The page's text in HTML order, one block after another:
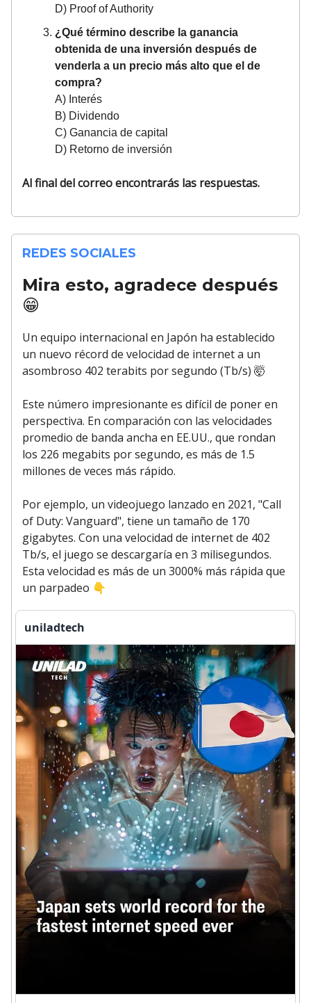
D) Proof of Authority
¿Qué término describe la ganancia
obtenida de una inversión después de
venderla a un precio más alto que el de
compra?
A) Interés
B) Dividendo
C) Ganancia de capital
D) Retorno de inversión
Al final del correo encontrarás las respuestas.
REDES SOCIALES
Mira esto, agradece después
😁
Un equipo internacional en Japón ha establecido
un nuevo récord de velocidad de internet a un
asombroso 402 terabits por segundo (Tb/s) 🤯
Este número impresionante es difícil de poner en
perspectiva. En comparación con las velocidades
promedio de banda ancha en EE.UU., que rondan
los 226 megabits por segundo, es más de 1.5
millones de veces más rápido.
Por ejemplo, un videojuego lanzado en 2021, "Call
of Duty: Vanguard", tiene un tamaño de 170
gigabytes. Con una velocidad de internet de 402
Tb/s, el juego se descargaría en 3 milisegundos.
Esta velocidad es más de un 3000% más rápida que
un parpadeo 👇
uniladtech